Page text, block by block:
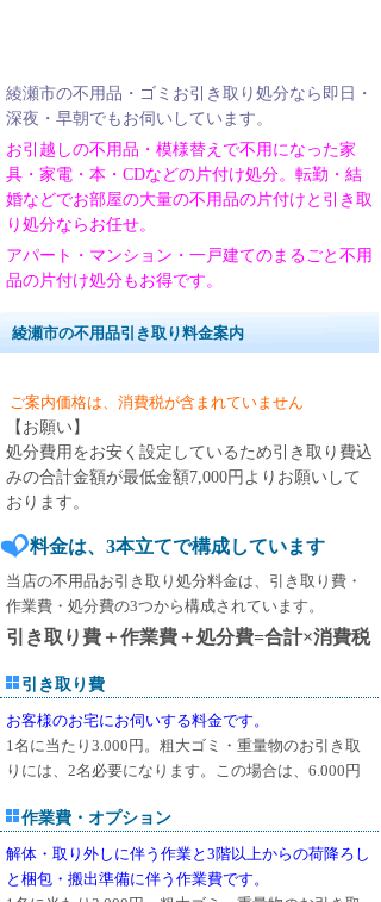
綾瀬市の不用品・ゴミお引き取り処分なら即日・
深夜・早朝でもお伺いしています。
お引越しの不用品・模様替えで不用になった家
具・家電・本・CDなどの片付け処分。転勤・結
婚などでお部屋の大量の不用品の片付けと引き取
り処分ならお任せ。
アパート・マンション・一戸建てのまるごと不用
品の片付け処分もお得です。
綾瀬市の不用品引き取り料金案内
ご案内価格は、消費税が含まれていません
【お願い】
処分費用をお安く設定しているため引き取り費込
みの合計金額が最低金額7,000円よりお願いして
おります。
料金は、3本立てで構成しています
当店の不用品お引き取り処分料金は、引き取り費・
作業費・処分費の3つから構成されています。
引き取り費＋作業費＋処分費=合計×消費税
引き取り費
お客様のお宅にお伺いする料金です。
1名に当たり3.000円。粗大ゴミ・重量物のお引き取
りには、2名必要になります。この場合は、6.000円
作業費・オプション
解体・取り外しに伴う作業と3階以上からの荷降ろし
と梱包・搬出準備に伴う作業費です。